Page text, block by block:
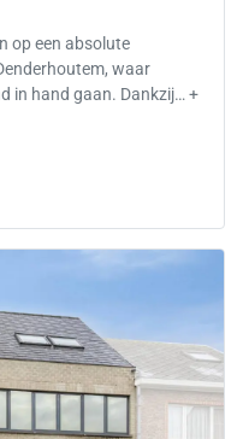
op een absolute
waar
in hand gaan. Dankzij… +